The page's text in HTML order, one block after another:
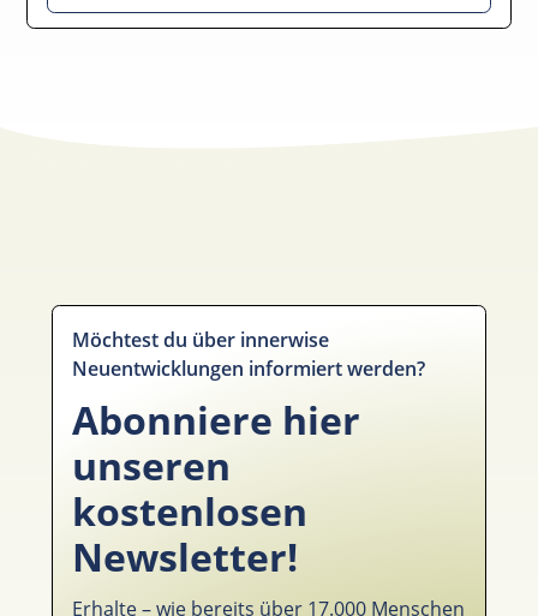
Möchtest du über innerwise
Neuentwicklungen informiert werden?
Abonniere hier
unseren
kostenlosen
Newsletter!
Erhalte – wie bereits über 17.000 Menschen